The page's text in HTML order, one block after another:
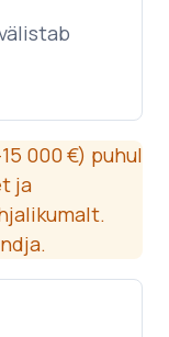
000 €) puhul
ja